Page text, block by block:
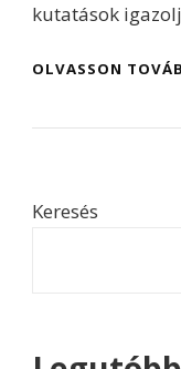
kutatások
OLVASSON
Keresés